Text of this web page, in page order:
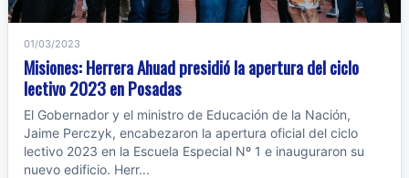
01/03/2023
Misiones: Herrera Ahuad presidió la apertura del ciclo
lectivo 2023 en Posadas
El Gobernador y el ministro de Educación de la Nación,
Jaime Perczyk, encabezaron la apertura oficial del ciclo
lectivo 2023 en la Escuela Especial Nº 1 e inauguraron su
nuevo edificio. Herr...